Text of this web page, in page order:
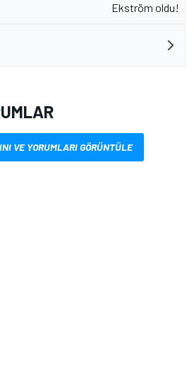
Ekström oldu!
VE YORUMLARI GÖRÜNTÜLE